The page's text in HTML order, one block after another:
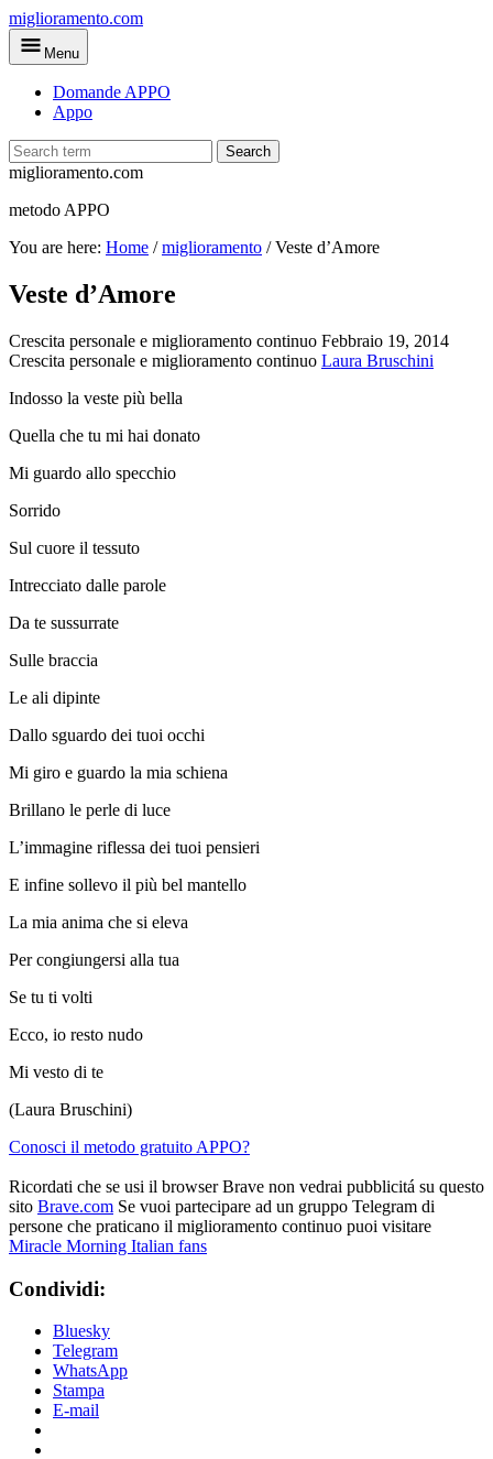
Skip
to
main
miglioramento.com
Menu
Domande APPO
Appo
Search
miglioramento.com
metodo APPO
You are here: Home /miglioramento /Veste d’Amore
Veste d’Amore
Crescita personale e miglioramento continuo Febbraio 19, 2014
Crescita personale e miglioramento continuo Laura Bruschini
Indosso la veste più bella
Quella che tu mi hai donato
Mi guardo allo specchio
Sorrido
Sul cuore il tessuto
Intrecciato dalle parole
Da te sussurrate
Sulle braccia
Le ali dipinte
Dallo sguardo dei tuoi occhi
Mi giro e guardo la mia schiena
Brillano le perle di luce
L’immagine riflessa dei tuoi pensieri
E infine sollevo il più bel mantello
La mia anima che si eleva
Per congiungersi alla tua
Se tu ti volti
Ecco, io resto nudo
Mi vesto di te
(Laura Bruschini)
Conosci il metodo gratuito APPO?
Ricordati che se usi il browser Brave non vedrai pubblicitá su questo
sito Brave.com Se vuoi partecipare ad un gruppo Telegram di
persone che praticano il miglioramento continuo puoi visitare
Miracle Morning Italian fans
Condividi:
Bluesky
Telegram
WhatsApp
Stampa
E-mail